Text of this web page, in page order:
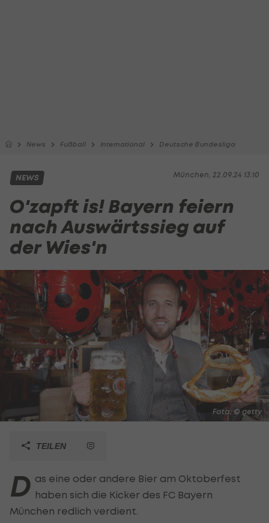
News Fußball International Deutsche Bundesliga
München, 22.09.24 13:10
NEWS
O'zapft is! Bayern feiern
nach Auswärtssieg auf
der Wies'n
Foto: © getty
TEILEN
D as eine oder andere Bier am Oktoberfest
haben sich die Kicker des FC Bayern
München redlich verdient.